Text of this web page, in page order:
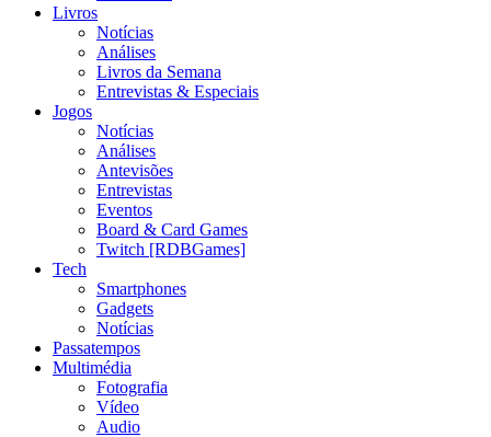
Livros
Notícias
Análises
Livros da Semana
Entrevistas & Especiais
Jogos
Notícias
Análises
Antevisões
Entrevistas
Eventos
Board & Card Games
Twitch [RDBGames]
Tech
Smartphones
Gadgets
Notícias
Passatempos
Multimédia
Fotografia
Vídeo
Audio